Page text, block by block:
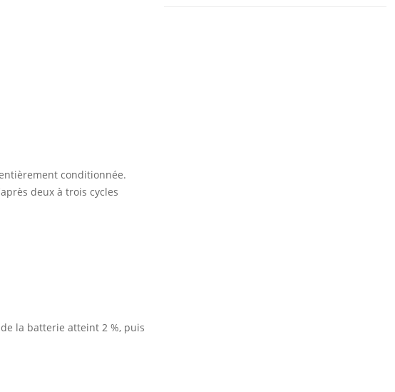
conditionnée.
deux à trois cycles
la batterie atteint 2 %, puis